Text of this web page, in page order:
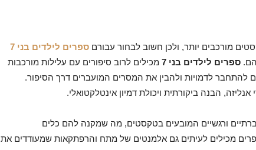
ספרים לילדים בני 7
ספרים לילדים בני 7
מכילים לרוב סיפורים עם עלילות מורכבות
להתחבר לדמויות ולהבין את המסרים המועברים דרך הסיפור.
הבנה ביקורתית ויכולת דמיון אינטלקטואלי.
ורגשיים המובעים בטקסטים, מה שמקנה להם כלים
מכילים לעיתים גם אלמנטים של מתח והרפתקאות שמעודדים את